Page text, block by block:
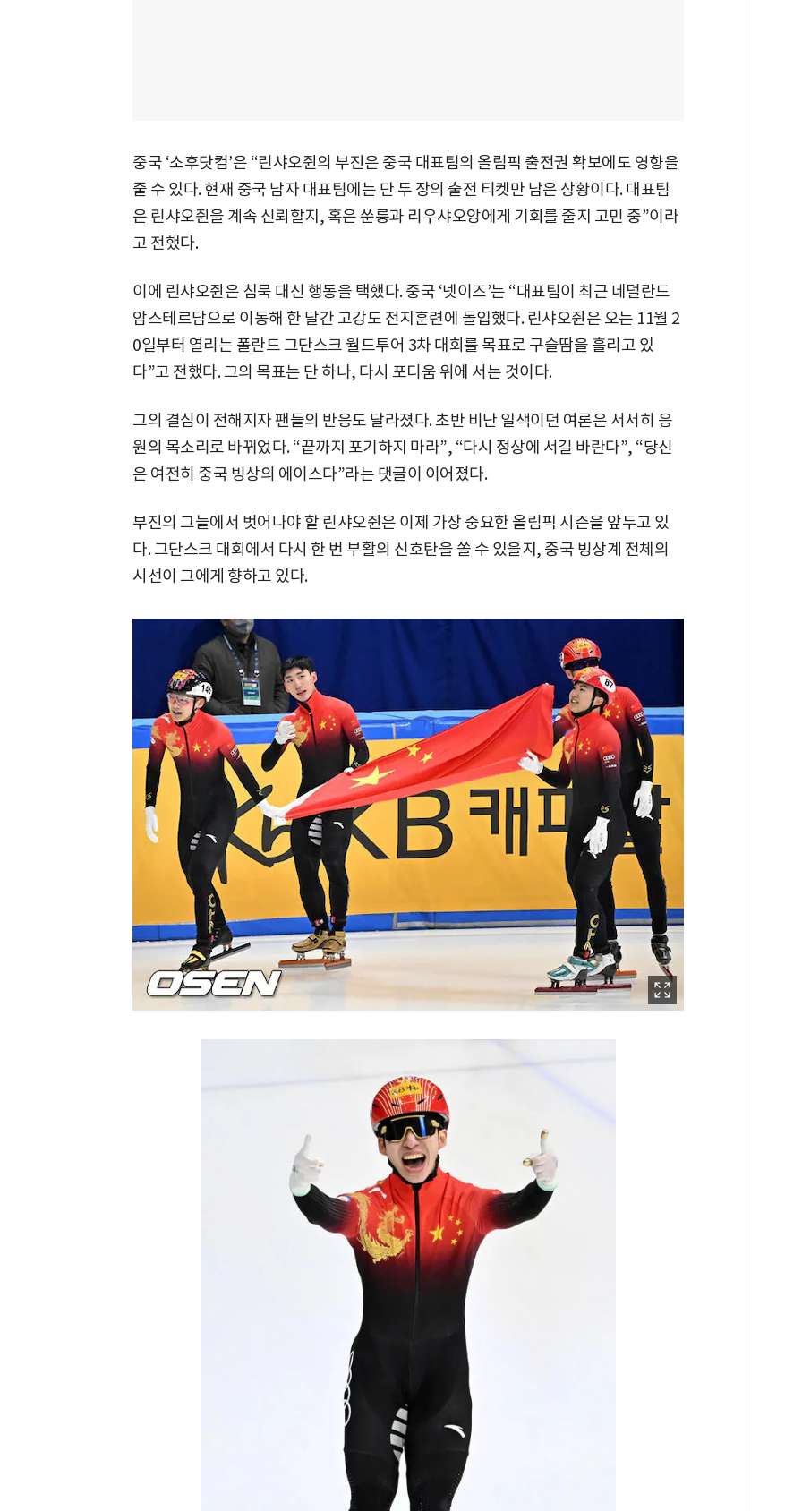
중국 ‘소후닷컴’은 “린샤오쥔의 부진은 중국 대표팀의 올림픽 출전권 확보에도 영향을
줄 수 있다. 현재 중국 남자 대표팀에는 단 두 장의 출전 티켓만 남은 상황이다. 대표팀
은 린샤오쥔을 계속 신뢰할지, 혹은 쑨룽과 리우샤오앙에게 기회를 줄지 고민 중”이라
고 전했다.
이에 린샤오쥔은 침묵 대신 행동을 택했다. 중국 ‘넷이즈’는 “대표팀이 최근 네덜란드
암스테르담으로 이동해 한 달간 고강도 전지훈련에 돌입했다. 린샤오쥔은 오는 11월 2
0일부터 열리는 폴란드 그단스크 월드투어 3차 대회를 목표로 구슬땀을 흘리고 있
다”고 전했다. 그의 목표는 단 하나, 다시 포디움 위에 서는 것이다.
그의 결심이 전해지자 팬들의 반응도 달라졌다. 초반 비난 일색이던 여론은 서서히 응
원의 목소리로 바뀌었다. “끝까지 포기하지 마라”, “다시 정상에 서길 바란다”, “당신
은 여전히 중국 빙상의 에이스다”라는 댓글이 이어졌다.
부진의 그늘에서 벗어나야 할 린샤오쥔은 이제 가장 중요한 올림픽 시즌을 앞두고 있
다. 그단스크 대회에서 다시 한 번 부활의 신호탄을 쏠 수 있을지, 중국 빙상계 전체의
시선이 그에게 향하고 있다.